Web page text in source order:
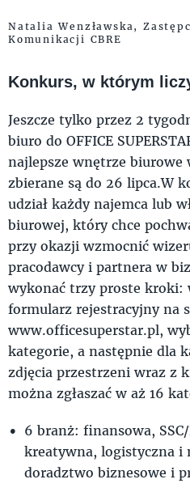
Natalia Wenzławska,
Komunikacji CBRE
Konkurs, w którym
Jeszcze tylko przez 2
biuro do OFFICE
najlepsze wnętrze biurowe
zbierane są do 26 lipca.W
udział każdy najemca lub
biurowej, który chce
przy okazji wzmocnić
pracodawcy i partnera w
wykonać trzy proste kroki:
formularz rejestracyjny na
www.officesuperstar.pl,
kategorie, a następnie dla
zdjęcia przestrzeni wraz z
można zgłaszać w aż 16
6 branż: finansowa,
kreatywna, logistyczna i
doradztwo biznesowe i